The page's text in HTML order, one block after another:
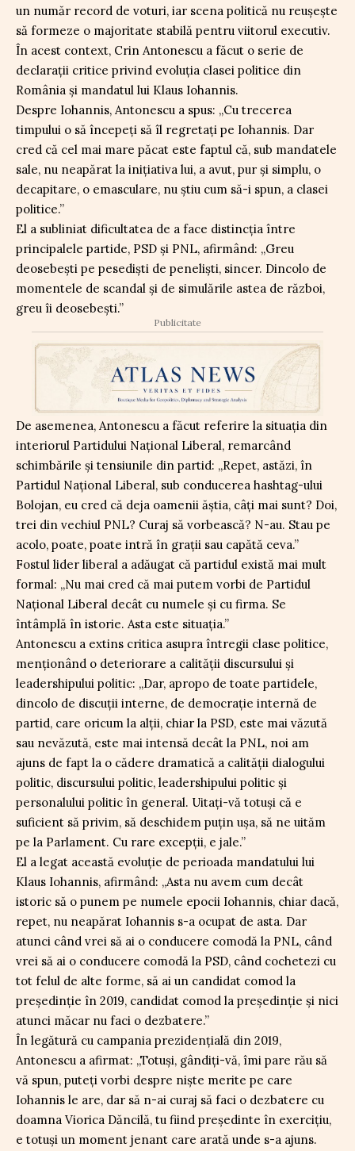
un număr record de voturi, iar scena politică nu reușește
să formeze o majoritate stabilă pentru viitorul executiv.
În acest context, Crin Antonescu a făcut o serie de
declarații critice privind evoluția clasei politice din
România și mandatul lui Klaus Iohannis.
Despre Iohannis, Antonescu a spus: „Cu trecerea
timpului o să începeți să îl regretați pe Iohannis. Dar
cred că cel mai mare păcat este faptul că, sub mandatele
sale, nu neapărat la inițiativa lui, a avut, pur și simplu, o
decapitare, o emasculare, nu știu cum să-i spun, a clasei
politice.”
El a subliniat dificultatea de a face distincția între
principalele partide, PSD și PNL, afirmând: „Greu
deosebești pe pesediști de peneliști, sincer. Dincolo de
momentele de scandal și de simulările astea de război,
greu îi deosebești.”
Publicitate
De asemenea, Antonescu a făcut referire la situația din
interiorul Partidului Național Liberal, remarcând
schimbările și tensiunile din partid: „Repet, astăzi, în
Partidul Național Liberal, sub conducerea hashtag-ului
Bolojan, eu cred că deja oamenii ăștia, câți mai sunt? Doi,
trei din vechiul PNL? Curaj să vorbească? N-au. Stau pe
acolo, poate, poate intră în grații sau capătă ceva.”
Fostul lider liberal a adăugat că partidul există mai mult
formal: „Nu mai cred că mai putem vorbi de Partidul
Național Liberal decât cu numele și cu firma. Se
întâmplă în istorie. Asta este situația.”
Antonescu a extins critica asupra întregii clase politice,
menționând o deteriorare a calității discursului și
leadershipului politic: „Dar, apropo de toate partidele,
dincolo de discuții interne, de democrație internă de
partid, care oricum la alții, chiar la PSD, este mai văzută
sau nevăzută, este mai intensă decât la PNL, noi am
ajuns de fapt la o cădere dramatică a calității dialogului
politic, discursului politic, leadershipului politic și
personalului politic în general. Uitați-vă totuși că e
suficient să privim, să deschidem puțin ușa, să ne uităm
pe la Parlament. Cu rare excepții, e jale.”
El a legat această evoluție de perioada mandatului lui
Klaus Iohannis, afirmând: „Asta nu avem cum decât
istoric să o punem pe numele epocii Iohannis, chiar dacă,
repet, nu neapărat Iohannis s-a ocupat de asta. Dar
atunci când vrei să ai o conducere comodă la PNL, când
vrei să ai o conducere comodă la PSD, când cochetezi cu
tot felul de alte forme, să ai un candidat comod la
președinție în 2019, candidat comod la președinție și nici
atunci măcar nu faci o dezbatere.”
În legătură cu campania prezidențială din 2019,
Antonescu a afirmat: „Totuși, gândiți-vă, îmi pare rău să
vă spun, puteți vorbi despre niște merite pe care
Iohannis le are, dar să n-ai curaj să faci o dezbatere cu
doamna Viorica Dăncilă, tu fiind președinte în exercițiu,
e totuși un moment jenant care arată unde s-a ajuns.